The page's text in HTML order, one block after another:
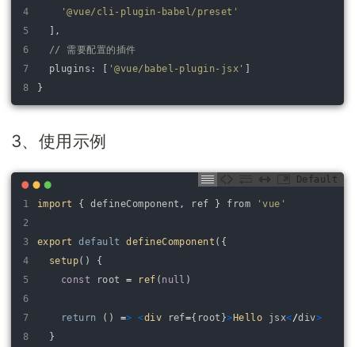
4
5
6
7
8
'@vue/cli-plugin-babel/preset'
,
// 需要配置的插件
plugins : '@vue/babel-plugin-jsx'
}
3、使用示例
Default
1
2
3
4
5
6
7
8
import { defineComponent , ref } from 'vue'
export default defineComponent ( {
setup( )
{
const
root = ref ( null )
return ( ) => <div ref={ root }> Hello jsx</div>
}